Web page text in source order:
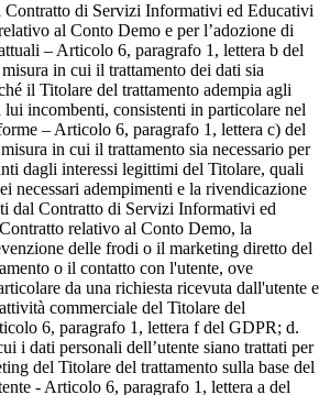
Contratto di Servizi Informativi ed Educativi
al Conto Demo e per l’adozione di
– Articolo 6, paragrafo 1, lettera b del
in cui il trattamento dei dati sia
il Titolare del trattamento adempia agli
incombenti, consistenti in particolare nel
– Articolo 6, paragrafo 1, lettera c) del
in cui il trattamento sia necessario per
dagli interessi legittimi del Titolare, quali
necessari adempimenti e la rivendicazione
dal Contratto di Servizi Informativi ed
relativo al Conto Demo, la
delle frodi o il marketing diretto del
o il contatto con l'utente, ove
da una richiesta ricevuta dall'utente e
commerciale del Titolare del
6, paragrafo 1, lettera f del GDPR; d.
i dati personali dell’utente siano trattati per
del Titolare del trattamento sulla base del
- Articolo 6, paragrafo 1, lettera a del